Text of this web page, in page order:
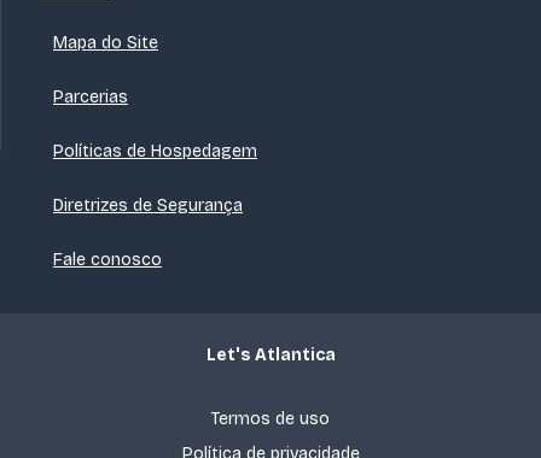
Mapa do Site
Parcerias
Políticas de Hospedagem
Diretrizes de Segurança
Fale conosco
Let's Atlantica
Termos de uso
Política de privacidade